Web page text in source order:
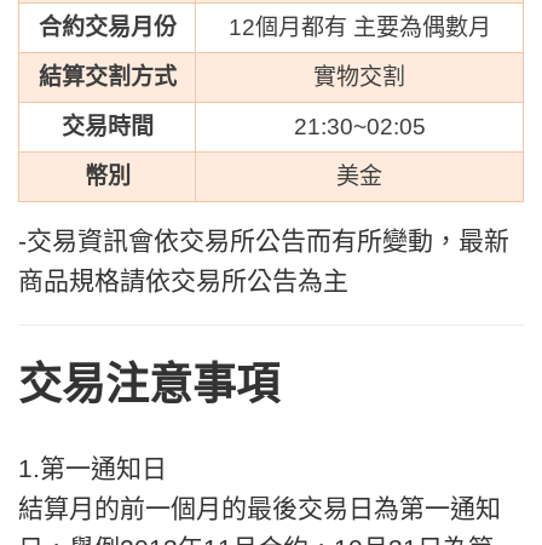
合約交易月份
12個月都有 主要為偶數月
結算交割方式
實物交割
交易時間
21:30~02:05
幣別
美金
-交易資訊會依交易所公告而有所變動，最新
商品規格請依交易所公告為主
交易注意事項
1.第一通知日
結算月的前一個月的最後交易日為第一通知